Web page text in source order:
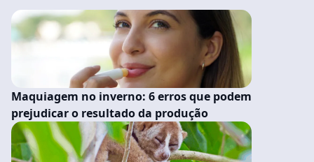
Maquiagem no inverno: 6 erros que podem
prejudicar o resultado da produção